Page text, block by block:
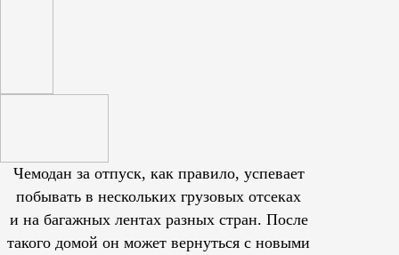
Чемодан за отпуск, как правило, успевает
побывать в нескольких грузовых отсеках
и на багажных лентах разных стран. После
такого домой он может вернуться с новыми